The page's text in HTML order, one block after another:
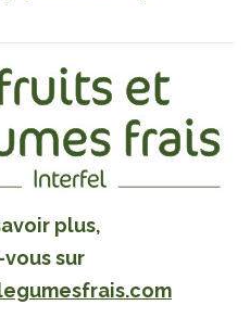
plus,
sur